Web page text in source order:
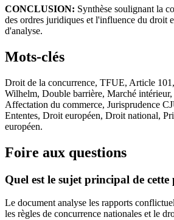
CONCLUSION: Synthèse soulignant la
des ordres juridiques et l'influence du droit
d'analyse.
Mots-clés
Droit de la concurrence, TFUE, Article
Wilhelm, Double barrière, Marché
Affectation du commerce, Jurisprudence
Ententes, Droit européen, Droit national,
européen.
Foire aux questions
Quel est le sujet principal de
Le document analyse les rapports
les règles de concurrence nationales et le